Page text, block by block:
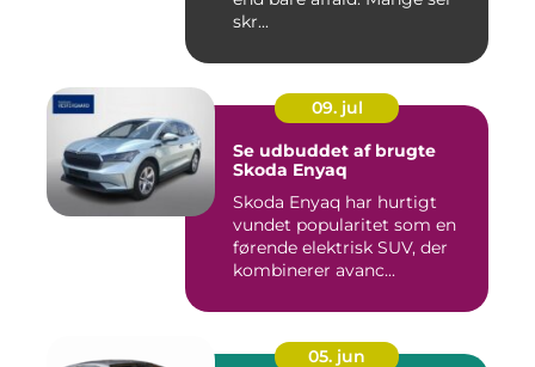
skr...
09. jul
Se udbuddet af brugte
Skoda Enyaq
Skoda Enyaq har hurtigt
vundet popularitet som en
førende elektrisk SUV, der
kombinerer avanc...
05. jun